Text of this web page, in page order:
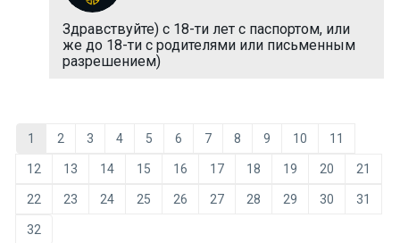
Здравствуйте) с 18-ти лет с паспортом, или
же до 18-ти с родителями или письменным
разрешением)
1 2 3 4 5 6 7 8 9 10 11
12 13 14 15 16 17 18 19 20 21
22 23 24 25 26 27 28 29 30 31
32